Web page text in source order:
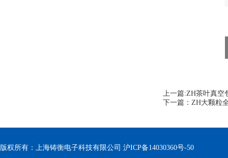
上一篇:ZH茶叶真空
下一篇： ZH大颗粒
版权所有：上海铸衡电子科技有限公司 沪ICP备14030360号-50